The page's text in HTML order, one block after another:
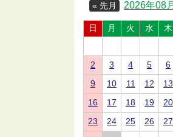
« 先月 2026年08月
日 月 火 水 木
2 3 4 5 6
9 10 11 12 13
16 17 18 19 20
23 24 25 26 27